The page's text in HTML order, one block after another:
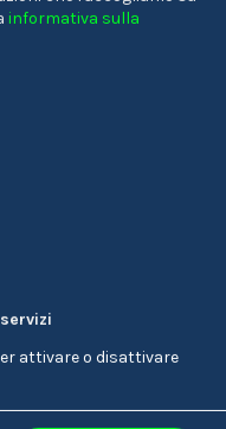
informativa sulla
attivare o disattivare